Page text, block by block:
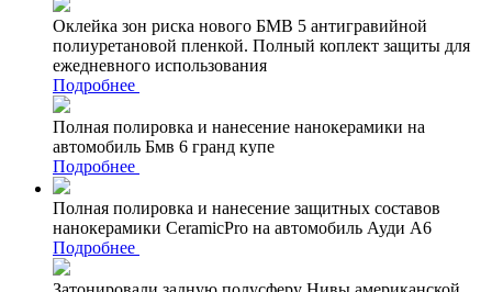
Оклейка зон риска нового БМВ 5 антигравийной
полиуретановой пленкой. Полный коплект защиты для
ежедневного использования
Подробнее
Полная полировка и нанесение нанокерамики на
автомобиль Бмв 6 гранд купе
Подробнее
Полная полировка и нанесение защитных составов
нанокерамики CeramicPro на автомобиль Ауди А6
Подробнее